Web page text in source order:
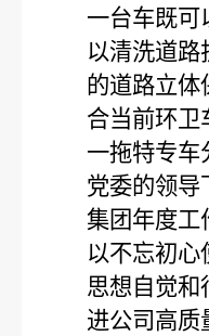
一台车既可
以清洗道路
的道路立体
合当前环卫
一拖特专车
党委的领导
集团年度工
以不忘初心
思想自觉和
进公司高质